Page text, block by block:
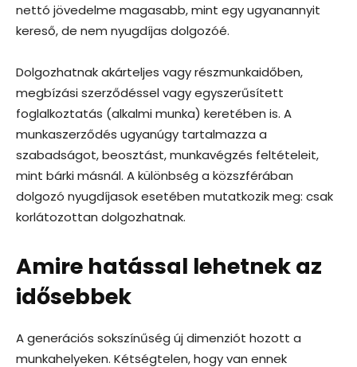
nettó jövedelme magasabb, mint egy ugyanannyit
kereső, de nem nyugdíjas dolgozóé.
Dolgozhatnak akárteljes vagy részmunkaidőben,
megbízási szerződéssel vagy egyszerűsített
foglalkoztatás (alkalmi munka) keretében is. A
munkaszerződés ugyanúgy tartalmazza a
szabadságot, beosztást, munkavégzés feltételeit,
mint bárki másnál. A különbség a közszférában
dolgozó nyugdíjasok esetében mutatkozik meg: csak
korlátozottan dolgozhatnak.
Amire hatással lehetnek az
idősebbek
A generációs sokszínűség új dimenziót hozott a
munkahelyeken. Kétségtelen, hogy van ennek